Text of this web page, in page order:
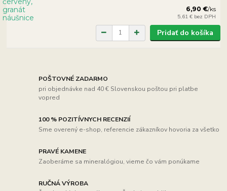
6,90 €/ks
5,61 € bez DPH
Pridať do košíka
POŠTOVNÉ ZADARMO
pri objednávke nad 40 € Slovenskou poštou pri platbe
vopred
100 % POZITÍVNYCH RECENZIÍ
Sme overený e-shop, referencie zákazníkov hovoria za všetko
PRAVÉ KAMENE
Zaoberáme sa mineralógiou, vieme čo vám ponúkame
RUČNÁ VÝROBA